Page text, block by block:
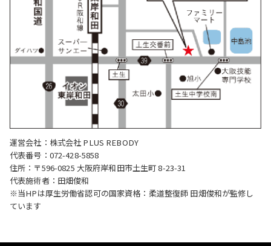
運営会社：株式会社 PLUS REBODY
代表番号：072-428-5858
住所：〒596-0825 大阪府岸和田市土生町 8-23-31
代表施術者：田畑俊和
※当HPは厚生労働省認可の国家資格：柔道整復師 田畑俊和が監修し
ています